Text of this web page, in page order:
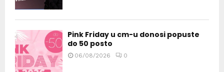
Pink Friday u cm-u donosi popuste
do 50 posto
06/08/2026 0